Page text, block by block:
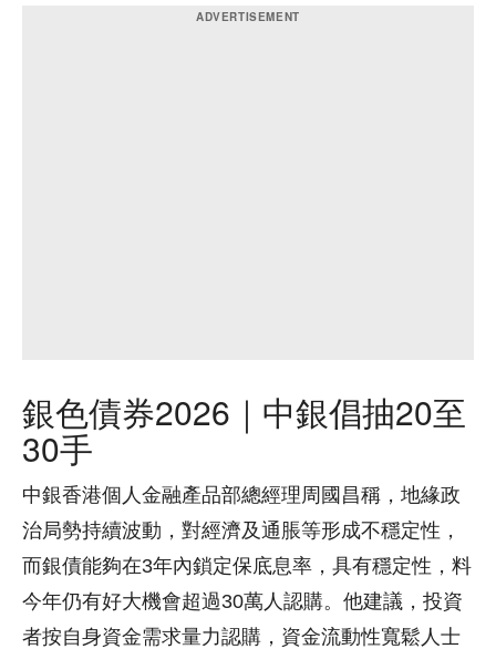
銀色債券2026｜中銀倡抽20至
30手
中銀香港個人金融產品部總經理周國昌稱，地緣政
治局勢持續波動，對經濟及通脹等形成不穩定性，
而銀債能夠在3年內鎖定保底息率，具有穩定性，料
今年仍有好大機會超過30萬人認購。他建議，投資
者按自身資金需求量力認購，資金流動性寬鬆人士